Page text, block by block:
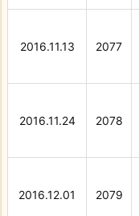
2016.11.13 2077
2016.11.24 2078
2016.12.01 2079